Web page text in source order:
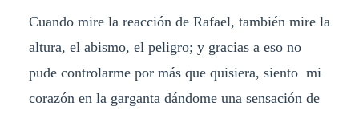
Cuando mire la reacción de Rafael, también mire la
altura, el abismo, el peligro; y gracias a eso no
pude controlarme por más que quisiera, siento mi
corazón en la garganta dándome una sensación de